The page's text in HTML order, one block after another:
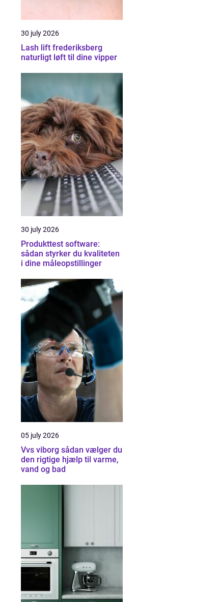
30 july 2026
Lash lift frederiksberg
naturligt løft til dine vipper
30 july 2026
Produkttest software:
sådan styrker du kvaliteten
i dine måleopstillinger
05 july 2026
Vvs viborg sådan vælger du
den rigtige hjælp til varme,
vand og bad